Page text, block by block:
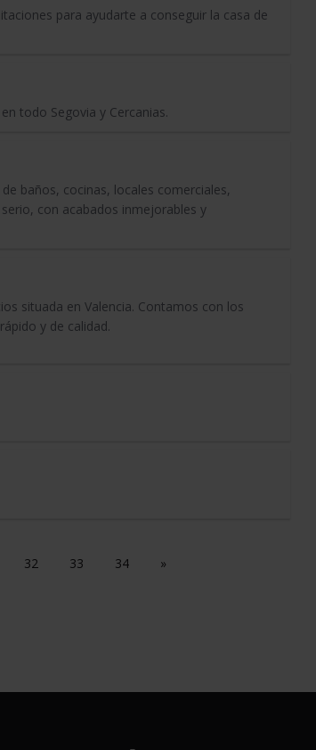
para ayudarte a conseguir la casa de
todo Segovia y Cercanias.
baños, cocinas, locales comerciales,
con acabados inmejorables y
situada en Valencia. Contamos con los
y de calidad.
32 33 34 »